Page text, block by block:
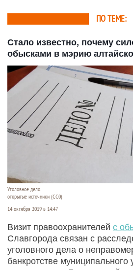
ПО ТЕМЕ:
Стало известно, почему
обысками в мэрию
Уголовное дело.
открытые источники (CC0)
14 октября 2019 в 14:47
Визит правоохранителей с
Славгорода связан с
уголовного дела о
банкротстве муниципального